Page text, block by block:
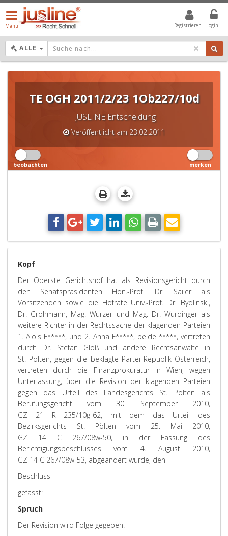
Registrieren Login
Menü
öffnen/schließen
Menü
ALLE DROPDOWN: GEWÄHLTER WERT IST ALLE
TE OGH 2011/2/23 1Ob227/10d
JUSLINE Entscheidung
Veröffentlicht am 23.02.2011
beobachten merken
Kopf
Der Oberste Gerichtshof hat als Revisionsgericht durch
den Senatspräsidenten Hon.-Prof. Dr. Sailer als
Vorsitzenden sowie die Hofräte Univ.-Prof. Dr. Bydlinski,
Dr. Grohmann, Mag. Wurzer und Mag. Dr. Wurdinger als
weitere Richter in der Rechtssache der klagenden Parteien
1. Alois F*****, und 2. Anna F*****, beide *****, vertreten
durch Dr. Stefan Gloß und andere Rechtsanwälte in
St. Pölten, gegen die beklagte Partei Republik Österreich,
vertreten durch die Finanzprokuratur in Wien, wegen
Unterlassung, über die Revision der klagenden Parteien
gegen das Urteil des Landesgerichts St. Pölten als
Berufungsgericht vom 30. September 2010,
GZ 21 R 235/10g-62, mit dem das Urteil des
Bezirksgerichts St. Pölten vom 25. Mai 2010,
GZ 14 C 267/08w-50, in der Fassung des
Berichtigungsbeschlusses vom 4. August 2010,
GZ 14 C 267/08w-53, abgeändert wurde, den
Beschluss
gefasst:
Spruch
Der Revision wird Folge gegeben.